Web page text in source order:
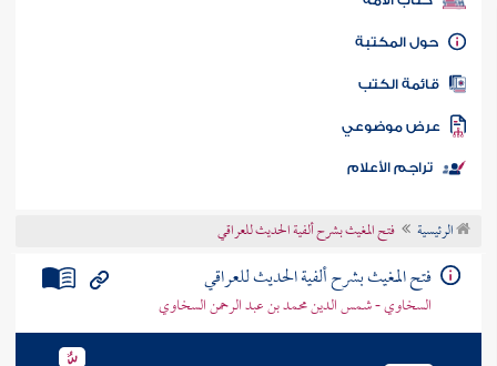
كتاب الأمة
المكتبة
الكتب
موضوعي
تراجم الأعلام
الرئيسية فتح المغيث بشرح ألفية الحديث للعراقي
فتح المغيث بشرح ألفية الحديث للعراقي
السخاوي - شمس الدين محمد بن عبد الرحمن السخاوي